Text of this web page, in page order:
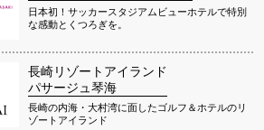
日本初！サッカースタジアムビューホテルで特別
な感動とくつろぎを。
長崎リゾートアイランド
パサージュ琴海
長崎の内海・大村湾に面したゴルフ＆ホテルのリ
ゾートアイランド